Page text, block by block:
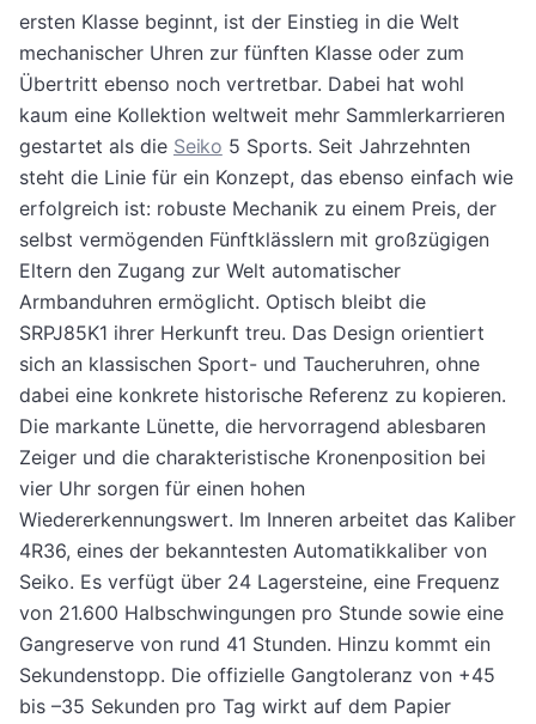
ersten Klasse beginnt, ist der Einstieg in die Welt
mechanischer Uhren zur fünften Klasse oder zum
Übertritt ebenso noch vertretbar. Dabei hat wohl
kaum eine Kollektion weltweit mehr Sammlerkarrieren
gestartet als die Seiko 5 Sports. Seit Jahrzehnten
steht die Linie für ein Konzept, das ebenso einfach wie
erfolgreich ist: robuste Mechanik zu einem Preis, der
selbst vermögenden Fünftklässlern mit großzügigen
Eltern den Zugang zur Welt automatischer
Armbanduhren ermöglicht. Optisch bleibt die
SRPJ85K1 ihrer Herkunft treu. Das Design orientiert
sich an klassischen Sport- und Taucheruhren, ohne
dabei eine konkrete historische Referenz zu kopieren.
Die markante Lünette, die hervorragend ablesbaren
Zeiger und die charakteristische Kronenposition bei
vier Uhr sorgen für einen hohen
Wiedererkennungswert. Im Inneren arbeitet das Kaliber
4R36, eines der bekanntesten Automatikkaliber von
Seiko. Es verfügt über 24 Lagersteine, eine Frequenz
von 21.600 Halbschwingungen pro Stunde sowie eine
Gangreserve von rund 41 Stunden. Hinzu kommt ein
Sekundenstopp. Die offizielle Gangtoleranz von +45
bis –35 Sekunden pro Tag wirkt auf dem Papier